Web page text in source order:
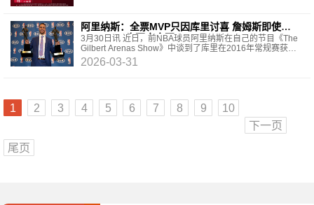
阿里纳斯：全票MVP只因库里讨喜 詹姆斯即使
40+20+20也不会全票
3月30日讯 近日，前NBA球员阿里纳斯在自己的节目《The
Gilbert Arenas Show》中谈到了库里在2016年常规赛获得
全票MVP。相关链接→阿里纳斯：罗斯进不了名人堂
2026-03-31
1 2 3 4 5 6 7 8 9
10
下一页
尾页